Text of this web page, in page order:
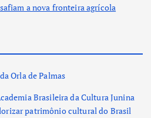
a nova fronteira agrícola
Orla de Palmas
Brasileira da Cultura Junina
patrimônio cultural do Brasil